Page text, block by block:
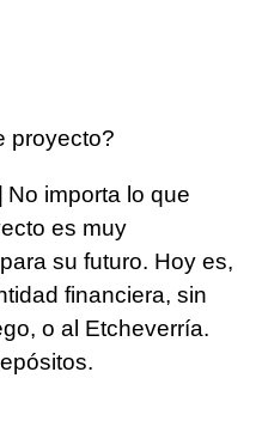
proyecto?
No importa lo que
es muy
su futuro. Hoy es,
financiera, sin
o al Etcheverría.